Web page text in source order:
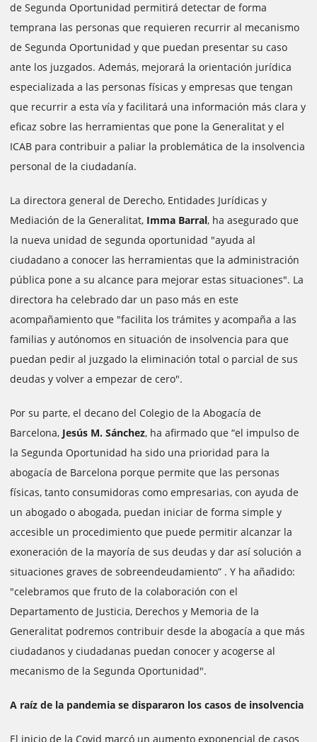
de Segunda Oportunidad permitirá detectar de forma
temprana las personas que requieren recurrir al mecanismo
de Segunda Oportunidad y que puedan presentar su caso
ante los juzgados. Además, mejorará la orientación jurídica
especializada a las personas físicas y empresas que tengan
que recurrir a esta vía y facilitará una información más clara y
eficaz sobre las herramientas que pone la Generalitat y el
ICAB para contribuir a paliar la problemática de la insolvencia
personal de la ciudadanía.
La directora general de Derecho, Entidades Jurídicas y
Mediación de la Generalitat, Imma Barral, ha asegurado que
la nueva unidad de segunda oportunidad "ayuda al
ciudadano a conocer las herramientas que la administración
pública pone a su alcance para mejorar estas situaciones". La
directora ha celebrado dar un paso más en este
acompañamiento que "facilita los trámites y acompaña a las
familias y autónomos en situación de insolvencia para que
puedan pedir al juzgado la eliminación total o parcial de sus
deudas y volver a empezar de cero".
Por su parte, el decano del Colegio de la Abogacía de
Barcelona, ​​ Jesús M. Sánchez, ha afirmado que “el impulso de
la Segunda Oportunidad ha sido una prioridad para la
abogacía de Barcelona porque permite que las personas
físicas, tanto consumidoras como empresarias, con ayuda de
un abogado o abogada, puedan iniciar de forma simple y
accesible un procedimiento que puede permitir alcanzar la
exoneración de la mayoría de sus deudas y dar así solución a
situaciones graves de sobreendeudamiento” . Y ha añadido:
"celebramos que fruto de la colaboración con el
Departamento de Justicia, Derechos y Memoria de la
Generalitat podremos contribuir desde la abogacía a que más
ciudadanos y ciudadanas puedan conocer y acogerse al
mecanismo de la Segunda Oportunidad".
A raíz de la pandemia se dispararon los casos de insolvencia
El inicio de la Covid marcó un aumento exponencial de casos